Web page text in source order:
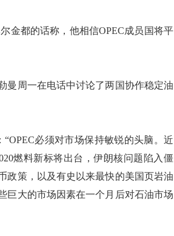
都的话称，他相信OPEC成员国将平
周一在电话中讨论了两国协作稳定油
必须对市场保持敏锐的头脑。近
燃料新标将出台，伊朗核问题陷入僵
政策，以及有史以来最快的美国页岩油
巨大的市场因素在一个月后对石油市场